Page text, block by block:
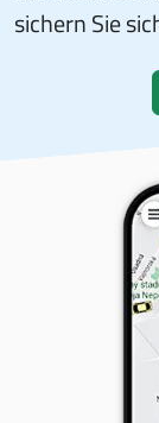
sichern Sie